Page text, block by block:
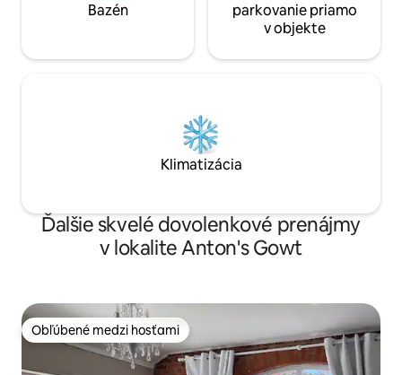
Bazén
parkovanie priamo
v objekte
Klimatizácia
Ďalšie skvelé dovolenkové prenájmy
v lokalite Anton's Gowt
Obľúbené medzi hosťami
Obľúbené medzi hosťami